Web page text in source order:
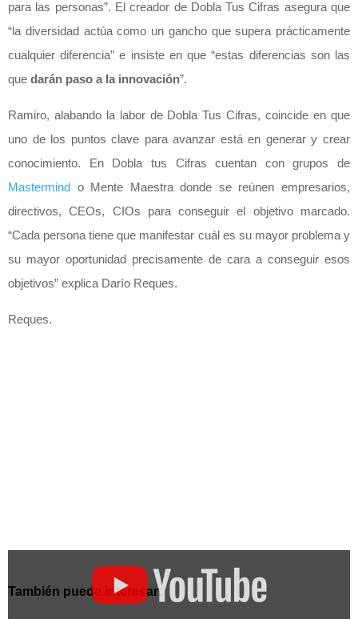
para las personas”. El creador de Dobla Tus Cifras asegura que
“la diversidad actúa como un gancho que supera prácticamente
cualquier diferencia” e insiste en que “estas diferencias son las
que darán paso a la innovación”.
Ramiro, alabando la labor de Dobla Tus Cifras, coincide en que
uno de los puntos clave para avanzar está en generar y crear
conocimiento. En Dobla tus Cifras cuentan con grupos de
Mastermind o Mente Maestra donde se reúnen empresarios,
directivos, CEOs, CIOs para conseguir el objetivo marcado.
“Cada persona tiene que manifestar cuál es su mayor problema y
su mayor oportunidad precisamente de cara a conseguir esos
objetivos” explica Darío Reques.
Reques.
accesible
También puede interesar: